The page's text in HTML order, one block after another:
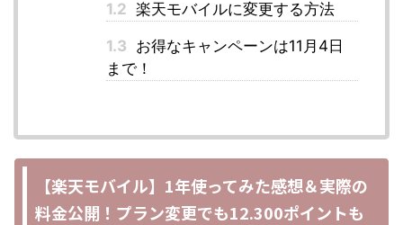
1.2 楽天モバイルに変更する方法
1.3 お得なキャンペーンは11月4日
まで！
【楽天モバイル】1年使ってみた感想＆実際の
料金公開！プラン変更でも12.300ポイントも